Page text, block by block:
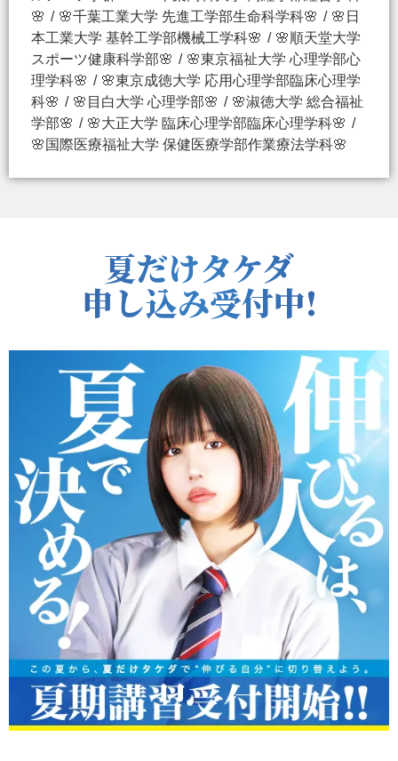
🌸
🌸千葉工業大学 先進工学部生命科学科🌸
🌸日
本工業大学 基幹工学部機械工学科🌸
🌸順天堂大学
スポーツ健康科学部🌸
🌸東京福祉大学 心理学部心
理学科🌸
🌸東京成徳大学 応用心理学部臨床心理学
科🌸
🌸目白大学 心理学部🌸
🌸淑徳大学 総合福祉
学部🌸
🌸大正大学 臨床心理学部臨床心理学科🌸
🌸国際医療福祉大学 保健医療学部作業療法学科🌸
夏だけタケダ
申し込み受付中!